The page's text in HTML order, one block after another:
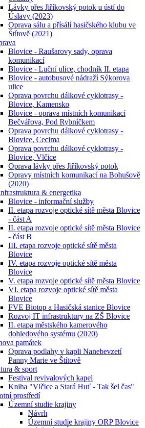
Lávky přes Jiříkovský potok u ústí do
Úslavy (2023)
Oprava sálu a přísálí hasičského klubu ve
Štítově (2021)
Blovice - Raušarovy sady, oprava
komunikací
Blovice - Luční ulice, chodník II. etapa
Blovice - autobusové nádraží Sýkorova
ulice
Oprava povrchu dálkové cyklotrasy -
Blovice, Kamensko
Blovice - oprava místních komunikací
Bečvářova, Pod Rybníčkem
Oprava povrchu dálkové cyklotrasy -
Blovice, Cecima
Oprava povrchu dálkové cyklotrasy -
Blovice, Vlčice
Oprava lávky přes Jiříkovský potok
Opravy místních komunikací na Bohušově
(2020)
& energetika
Blovice - informační služby
II. etapa rozvoje optické sítě města Blovice
- část A
II. etapa rozvoje optické sítě města Blovice
- část B
III. etapa rozvoje optické sítě města
Blovice
IV. etapa rozvoje optické sítě města
Blovice
V. etapa rozvoje optické sítě města Blovice
VI. etapa rozvoje optické sítě města
Blovice
FVE Biotop a Hasičská stanice Blovice
Rozvoj IT infrastruktury na ZŠ Blovice
II. etapa městského kamerového
dohledového systému (2020)
památek
Oprava podlahy v kapli Nanebevzetí
Panny Marie ve Štítově
& sport
Festival revivalových kapel
Kniha "Vlčice a Stará Huť - Tak šel čas"
prostředí
Územní studie krajiny
Návrh
Územní studie krajiny ORP Blovice